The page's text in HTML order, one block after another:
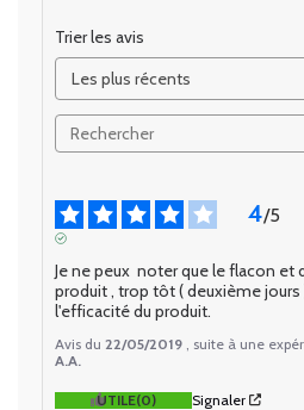
Trier les avis
4/5
Je ne peux  noter que le flacon
produit , trop tôt ( deuxième jours
l'efficacité du produit.
Avis du 22/05/2019 , suite à une
A.A.
UTILE(0) Signaler